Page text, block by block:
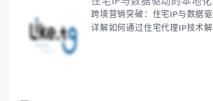
跨境营销突破：住宅IP与数据
详解如何通过住宅代理IP技术